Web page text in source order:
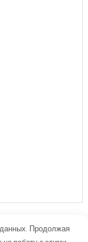
Продолжая